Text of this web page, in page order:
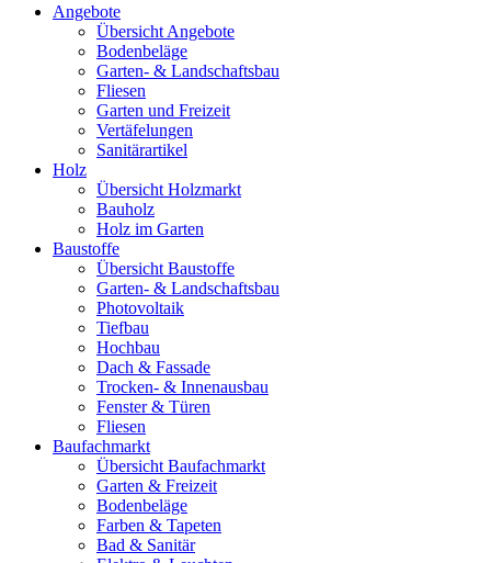
Angebote
Übersicht Angebote
Bodenbeläge
Garten- & Landschaftsbau
Fliesen
Garten und Freizeit
Vertäfelungen
Sanitärartikel
Holz
Übersicht Holzmarkt
Bauholz
Holz im Garten
Baustoffe
Übersicht Baustoffe
Garten- & Landschaftsbau
Photovoltaik
Tiefbau
Hochbau
Dach & Fassade
Trocken- & Innenausbau
Fenster & Türen
Fliesen
Baufachmarkt
Übersicht Baufachmarkt
Garten & Freizeit
Bodenbeläge
Farben & Tapeten
Bad & Sanitär